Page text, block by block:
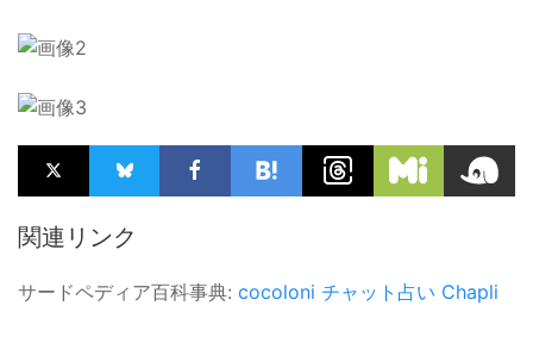
関連リンク
サードペディア百科事典: cocoloni チャット占い Chapli